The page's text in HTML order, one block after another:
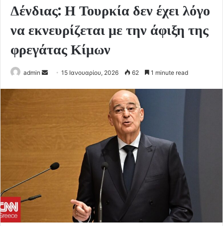
Δένδιας: Η Τουρκία δεν έχει λόγο
να εκνευρίζεται με την άφιξη της
φρεγάτας Κίμων
admin
Send15 Ιανουαρίου, 2026 62 1 minute read